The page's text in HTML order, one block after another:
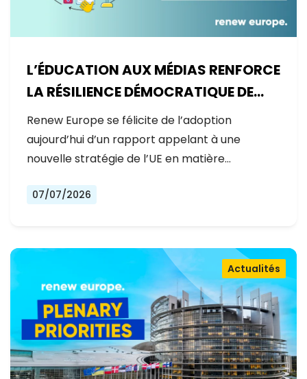
L’ÉDUCATION AUX MÉDIAS RENFORCE
LA RÉSILIENCE DÉMOCRATIQUE DE
L’EUROPE
Renew Europe se félicite de l’adoption
aujourd’hui d’un rapport appelant à une
nouvelle stratégie de l’UE en matière…
07/07/2026
Actualités